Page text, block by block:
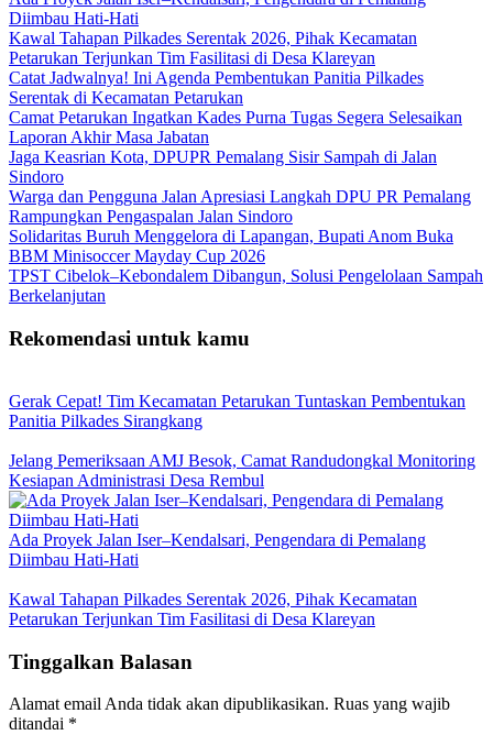
Diimbau Hati-Hati
Kawal Tahapan Pilkades Serentak 2026, Pihak Kecamatan
Petarukan Terjunkan Tim Fasilitasi di Desa Klareyan
Catat Jadwalnya! Ini Agenda Pembentukan Panitia Pilkades
Serentak di Kecamatan Petarukan
Camat Petarukan Ingatkan Kades Purna Tugas Segera Selesaikan
Laporan Akhir Masa Jabatan
Jaga Keasrian Kota, DPUPR Pemalang Sisir Sampah di Jalan
Sindoro
Warga dan Pengguna Jalan Apresiasi Langkah DPU PR Pemalang
Rampungkan Pengaspalan Jalan Sindoro
Solidaritas Buruh Menggelora di Lapangan, Bupati Anom Buka
BBM Minisoccer Mayday Cup 2026
TPST Cibelok–Kebondalem Dibangun, Solusi Pengelolaan Sampah
Berkelanjutan
Rekomendasi untuk kamu
Gerak Cepat! Tim Kecamatan Petarukan Tuntaskan Pembentukan
Panitia Pilkades Sirangkang
Jelang Pemeriksaan AMJ Besok, Camat Randudongkal Monitoring
Kesiapan Administrasi Desa Rembul
Ada Proyek Jalan Iser–Kendalsari, Pengendara di Pemalang
Diimbau Hati-Hati
Kawal Tahapan Pilkades Serentak 2026, Pihak Kecamatan
Petarukan Terjunkan Tim Fasilitasi di Desa Klareyan
Tinggalkan Balasan
Alamat email Anda tidak akan dipublikasikan. Ruas yang wajib
ditandai *